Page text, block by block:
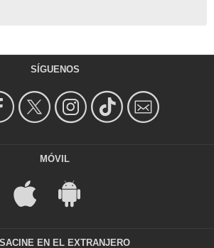
SÍGUENOS
MÓVIL
EN EL EXTRANJERO